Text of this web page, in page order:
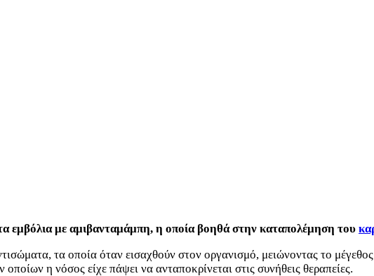
εμβόλια με αμιβανταμάμπη, η οποία βοηθά στην καταπολέμηση του
τα οποία όταν εισαχθούν στον οργανισμό, μειώνοντας το
η νόσος είχε πάψει να ανταποκρίνεται στις συνήθεις θεραπείες.